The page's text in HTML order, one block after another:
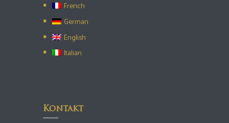
French
German
English
Italian
Kontakt